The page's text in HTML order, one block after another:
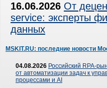
16.06.2026 От
service: эксперты
данных
MSKIT.RU: последние новости
04.08.2026 Российский RPA-
от автоматизации задач к
процессами и AI